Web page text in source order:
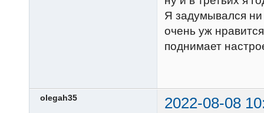
Я задумывался
очень уж
поднимает
olegah35 2022-08-08